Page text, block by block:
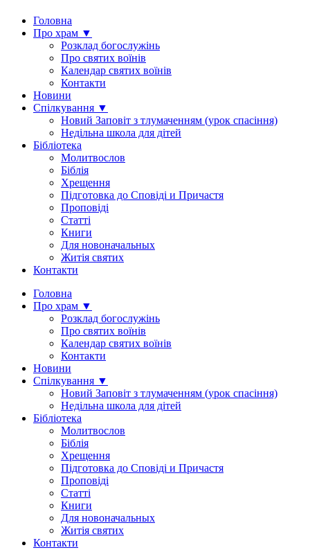
Головна
Про храм ▼
Розклад богослужінь
Про святих воїнів
Календар святих воїнів
Контакти
Новини
Спілкування ▼
Новий Заповіт з тлумаченням (урок спасіння)
Недільна школа для дітей
Бібліотека
Молитвослов
Біблія
Хрещення
Підготовка до Сповіді и Причастя
Проповіді
Статті
Книги
Для новоначальных
Житія святих
Контакти
Головна
Про храм ▼
Розклад богослужінь
Про святих воїнів
Календар святих воїнів
Контакти
Новини
Спілкування ▼
Новий Заповіт з тлумаченням (урок спасіння)
Недільна школа для дітей
Бібліотека
Молитвослов
Біблія
Хрещення
Підготовка до Сповіді и Причастя
Проповіді
Статті
Книги
Для новоначальных
Житія святих
Контакти